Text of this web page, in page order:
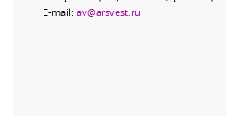
E-mail: av@arsvest.ru